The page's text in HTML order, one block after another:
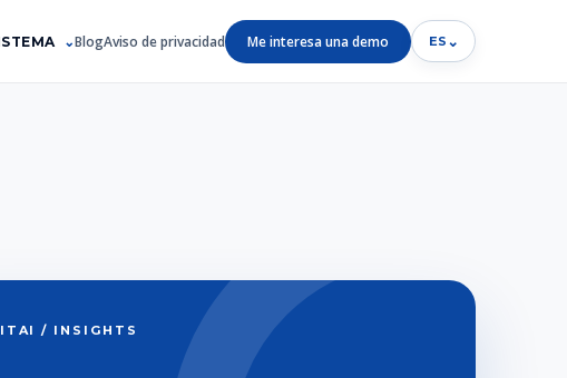
BlogAviso de privacidad Me interesa una demo ES ⌄
/ INSIGHTS